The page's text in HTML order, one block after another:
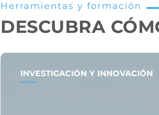
Herramientas y formación
DESCUBRA
INVESTIGACIÓN Y INNOVACIÓN